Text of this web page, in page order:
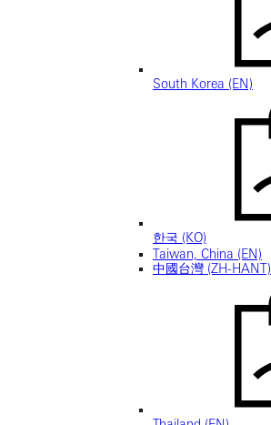
South Korea (EN)
한국 (KO)
Taiwan, China (EN)
中國台灣 (ZH-HANT)